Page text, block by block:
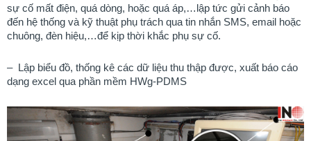
sự cố mất điện, quá dòng, hoặc quá áp,…lập tức gửi cảnh báo
đến hệ thống và kỹ thuật phụ trách qua tin nhắn SMS, email hoặc
chuông, đèn hiệu,…để kịp thời khắc phụ sự cố.
– Lập biểu đồ, thống kê các dữ liệu thu thập được, xuất báo cáo
dạng excel qua phần mềm HWg-PDMS